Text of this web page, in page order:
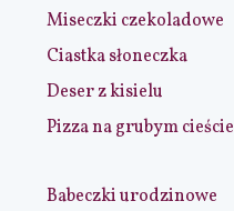
Miseczki czekoladowe
Ciastka słoneczka
Deser z kisielu
Pizza na grubym cieście
Babeczki urodzinowe